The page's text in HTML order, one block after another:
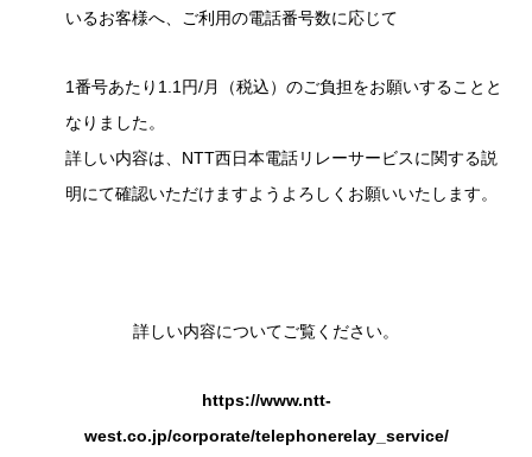
いるお客様へ、ご利用の電話番号数に応じて
1番号あたり1.1円/月（税込）のご負担をお願いすることと
なりました。
詳しい内容は、NTT西日本電話リレーサービスに関する説
明にて確認いただけますようよろしくお願いいたします。
詳しい内容についてご覧ください。
https://www.ntt-
west.co.jp/corporate/telephonerelay_service/